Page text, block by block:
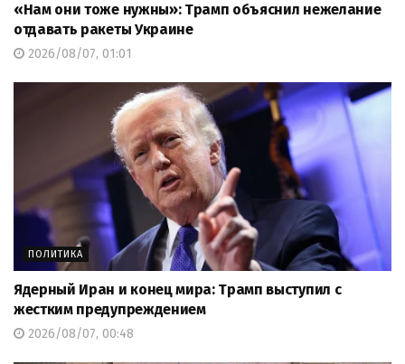
«Нам они тоже нужны»: Трамп объяснил нежелание
отдавать ракеты Украине
2026/08/07, 01:01
ПОЛИТИКА
Ядерный Иран и конец мира: Трамп выступил с
жестким предупреждением
2026/08/07, 00:48